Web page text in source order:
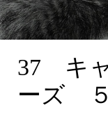
37 キャッツア
37 キ
ーズ ５